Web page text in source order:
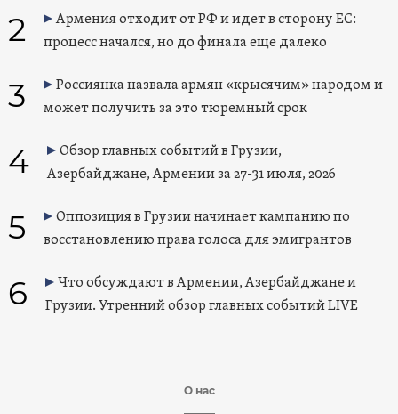
2
Армения отходит от РФ и идет в сторону ЕС:
процесс начался, но до финала еще далеко
3
Россиянка назвала армян «крысячим» народом и
может получить за это тюремный срок
4
Обзор главных событий в Грузии,
Азербайджане, Армении за 27-31 июля, 2026
5
Оппозиция в Грузии начинает кампанию по
восстановлению права голоса для эмигрантов
6
Что обсуждают в Армении, Азербайджане и
Грузии. Утренний обзор главных событий LIVE
О нас